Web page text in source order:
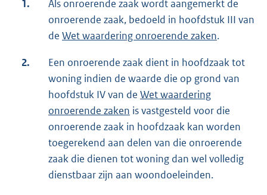
1.
Als onroerende zaak wordt aangemerkt de
onroerende zaak, bedoeld in hoofdstuk III van
de Wet waardering onroerende zaken.
2.
Een onroerende zaak dient in hoofdzaak tot
woning indien de waarde die op grond van
hoofdstuk IV van de Wet waardering
onroerende zaken is vastgesteld voor die
onroerende zaak in hoofdzaak kan worden
toegerekend aan delen van die onroerende
zaak die dienen tot woning dan wel volledig
dienstbaar zijn aan woondoeleinden.